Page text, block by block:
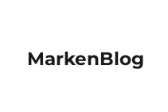
MarkenBlog